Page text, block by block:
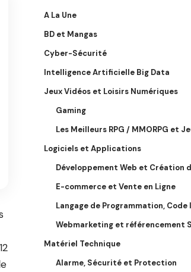
A La Une
BD et Mangas
Cyber-Sécurité
Intelligence Artificielle Big Data
Jeux Vidéos et Loisirs Numériques
Gaming
Les Meilleurs RPG / MMORPG et
Logiciels et Applications
Développement Web et Création
E-commerce et Vente en Ligne
Langage de Programmation,
Webmarketing et référencement
Matériel Technique
Alarme, Sécurité et Protection